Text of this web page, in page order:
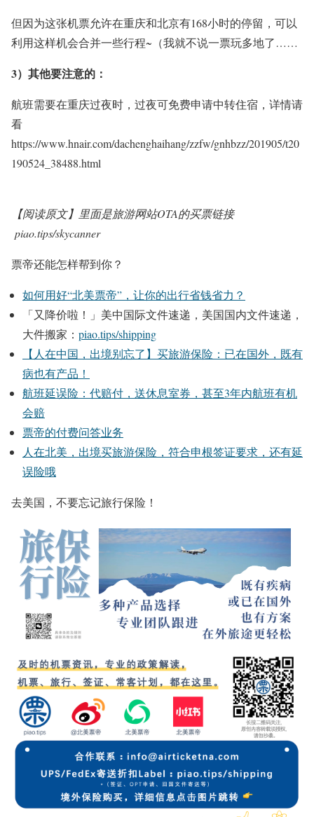
但因为这张机票允许在重庆和北京有168小时的停留，可以
利用这样机会合并一些行程~（我就不说一票玩多地了……
3）其他要注意的：
航班需要在重庆过夜时，过夜可免费申请中转住宿，详情请
看
https://www.hnair.com/dachenghaihang/zzfw/gnhbzz/201905/t20
190524_38488.html
【阅读原文】里面是旅游网站OTA的买票链接
piao.tips/skycanner
票帝还能怎样帮到你？
如何用好“北美票帝”，让你的出行省钱省力？
「又降价啦！」美中国际文件速递，美国国内文件速递，
大件搬家： piao.tips/shipping
【人在中国，出境别忘了】买旅游保险：已在国外，既有
病也有产品！
航班延误险：代赔付，送休息室券，甚至3年内航班有机
会赔
票帝的付费问答业务
人在北美，出境买旅游保险，符合申根签证要求，还有延
误险哦
去美国，不要忘记旅行保险！